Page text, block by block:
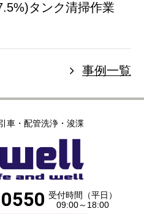
タンク清掃作業
事例一覧
車・配管洗浄・浚渫
受付時間（平日）
09:00～18:00